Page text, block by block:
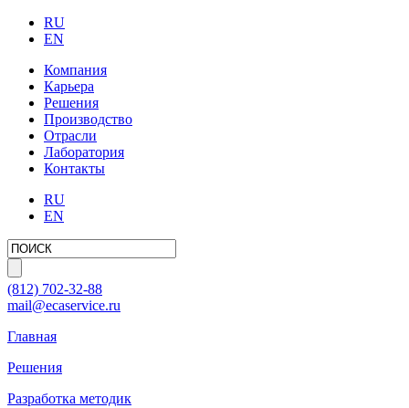
RU
EN
Компания
Карьера
Решения
Производство
Отрасли
Лаборатория
Контакты
RU
EN
(812) 702-32-88
mail@ecaservice.ru
Главная
Решения
Разработка методик